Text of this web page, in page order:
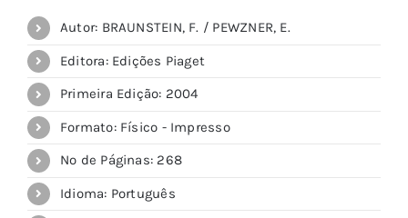
Autor: BRAUNSTEIN, F. / PEWZNER, E.
Editora: Edições Piaget
Primeira Edição: 2004
Formato: Físico - Impresso
Nº de Páginas: 268
Idioma: Português